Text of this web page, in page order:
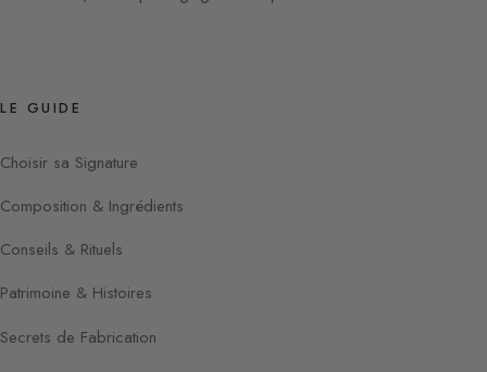
LE GUIDE
Choisir sa Signature
Composition & Ingrédients
Conseils & Rituels
Patrimoine & Histoires
Secrets de Fabrication